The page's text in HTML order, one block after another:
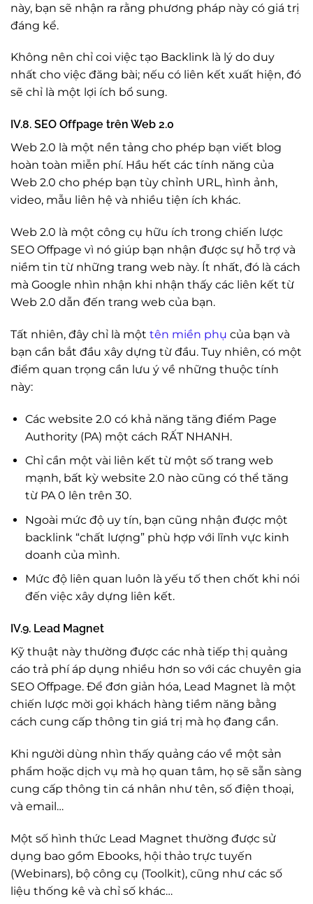
này, bạn sẽ nhận ra rằng phương pháp này có giá trị
đáng kể.
Không nên chỉ coi việc tạo Backlink là lý do duy
nhất cho việc đăng bài; nếu có liên kết xuất hiện, đó
sẽ chỉ là một lợi ích bổ sung.
IV.8. SEO Offpage trên Web 2.0
Web 2.0 là một nền tảng cho phép bạn viết blog
hoàn toàn miễn phí. Hầu hết các tính năng của
Web 2.0 cho phép bạn tùy chỉnh URL, hình ảnh,
video, mẫu liên hệ và nhiều tiện ích khác.
Web 2.0 là một công cụ hữu ích trong chiến lược
SEO Offpage vì nó giúp bạn nhận được sự hỗ trợ và
niềm tin từ những trang web này. Ít nhất, đó là cách
mà Google nhìn nhận khi nhận thấy các liên kết từ
Web 2.0 dẫn đến trang web của bạn.
Tất nhiên, đây chỉ là một tên miền phụ của bạn và
bạn cần bắt đầu xây dựng từ đầu. Tuy nhiên, có một
điểm quan trọng cần lưu ý về những thuộc tính
này:
Các website 2.0 có khả năng tăng điểm Page
Authority (PA) một cách RẤT NHANH.
Chỉ cần một vài liên kết từ một số trang web
mạnh, bất kỳ website 2.0 nào cũng có thể tăng
từ PA 0 lên trên 30.
Ngoài mức độ uy tín, bạn cũng nhận được một
backlink “chất lượng” phù hợp với lĩnh vực kinh
doanh của mình.
Mức độ liên quan luôn là yếu tố then chốt khi nói
đến việc xây dựng liên kết.
IV.9. Lead Magnet
Kỹ thuật này thường được các nhà tiếp thị quảng
cáo trả phí áp dụng nhiều hơn so với các chuyên gia
SEO Offpage. Để đơn giản hóa, Lead Magnet là một
chiến lược mời gọi khách hàng tiềm năng bằng
cách cung cấp thông tin giá trị mà họ đang cần.
Khi người dùng nhìn thấy quảng cáo về một sản
phẩm hoặc dịch vụ mà họ quan tâm, họ sẽ sẵn sàng
cung cấp thông tin cá nhân như tên, số điện thoại,
và email…
Một số hình thức Lead Magnet thường được sử
dụng bao gồm Ebooks, hội thảo trực tuyến
(Webinars), bộ công cụ (Toolkit), cũng như các số
liệu thống kê và chỉ số khác…